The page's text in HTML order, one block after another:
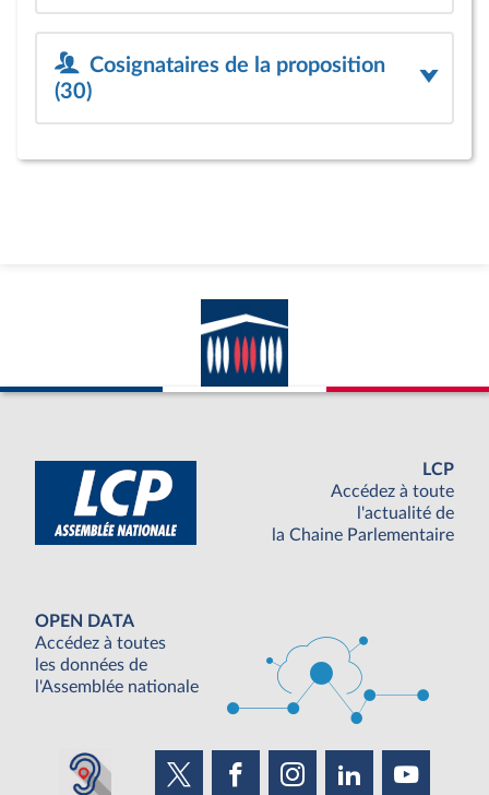
Cosignataires de la proposition
(30)
LCP
Accédez à toute
l'actualité de
la Chaine Parlementaire
OPEN DATA
Accédez à toutes
les données de
l'Assemblée nationale